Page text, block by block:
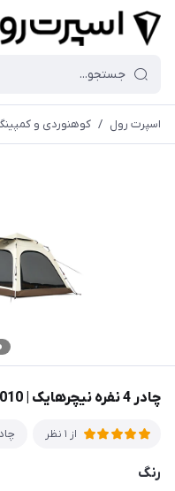
اسپرت رول / کوهنوردی و
چادر 4 نفره نیچرهایک | CNK2550WS010
از 1 نظر
رنگ